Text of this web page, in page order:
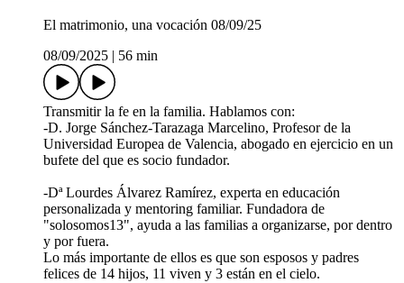
El matrimonio, una vocación 08/09/25
08/09/2025
56 min
Transmitir la fe en la familia. Hablamos con:
-D. Jorge Sánchez-Tarazaga Marcelino, Profesor de la
Universidad Europea de Valencia, abogado en ejercicio en un
bufete del que es socio fundador.
-Dª Lourdes Álvarez Ramírez, experta en educación
personalizada y mentoring familiar. Fundadora de
"solosomos13", ayuda a las familias a organizarse, por dentro
y por fuera.
Lo más importante de ellos es que son esposos y padres
felices de 14 hijos, 11 viven y 3 están en el cielo.